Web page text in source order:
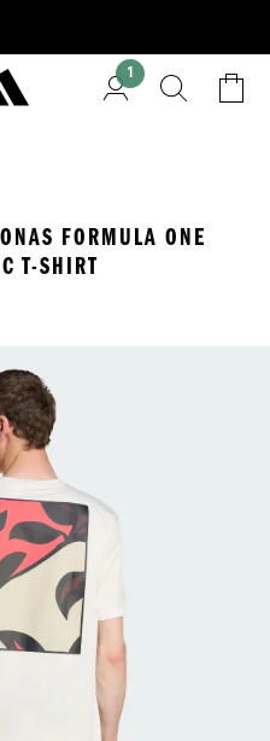
1
FORMULA ONE
T-SHIRT